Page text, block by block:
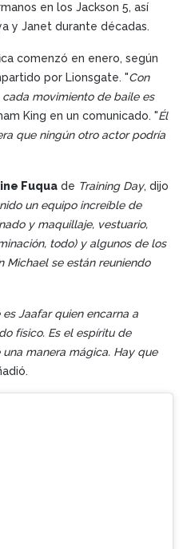
en los Jackson 5, así
y Janet durante décadas.
comenzó en enero, según
por Lionsgate. "Con
movimiento de baile es
King en un comunicado. "Él
que ningún otro actor podría
Fuqua de Training Day, dijo
un equipo increíble de
y maquillaje, vestuario,
todo) y algunos de los
Michael se están reuniendo
Jaafar quien encarna a
físico. Es el espíritu de
manera mágica. Hay que